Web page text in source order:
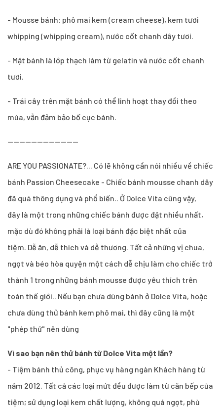
- Mousse bánh: phô mai kem (cream cheese), kem tươi
whipping (whipping cream), nước cốt chanh dây tươi.
- Mặt bánh là lớp thạch làm từ gelatin và nước cốt chanh
tươi.
- Trái cây trên mặt bánh có thể linh hoạt thay đổi theo
mùa, vẫn đảm bảo bố cục bánh.
------------------------
ARE YOU PASSIONATE?... Có lẽ không cần nói nhiều về chiếc
bánh Passion Cheesecake - Chiếc bánh mousse chanh dây
đã quá thông dụng và phổ biến.. Ở Dolce Vita cũng vậy,
đây là một trong những chiếc bánh được đặt nhiều nhất,
mặc dù đó không phải là loại bánh đặc biệt nhất của
tiệm. Dễ ăn, dễ thích và dễ thương. Tất cả những vị chua,
ngọt và béo hòa quyện một cách dễ chịu làm cho chiếc trở
thành 1 trong những bánh mousse được yêu thích trên
toàn thế giới.. Nếu bạn chưa dùng bánh ở Dolce Vita, hoặc
chưa dùng thử bánh kem phô mai, thì đây cũng là một
"phép thử" nên dùng
Vì sao bạn nên thử bánh từ Dolce Vita một lần?
- Tiệm bánh thủ công, phục vụ hàng ngàn Khách hàng từ
năm 2012. Tất cả các loại mứt đều được làm từ căn bếp của
tiệm; sử dụng loại kem chất lượng, không quá ngọt, phù